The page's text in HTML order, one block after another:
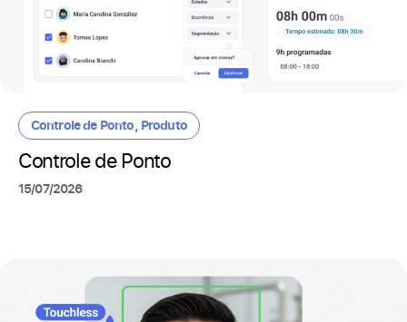
Controle de Ponto, Produto
Controle de Ponto
15/07/2026